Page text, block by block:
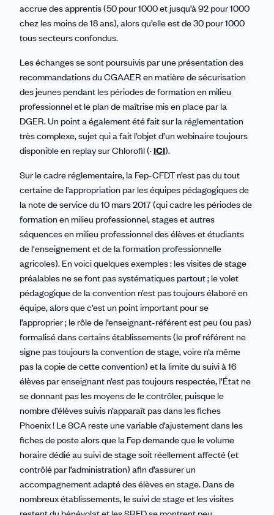
accrue des apprentis (50 pour 1000 et jusqu’à 92 pour 1000
chez les moins de 18 ans), alors qu’elle est de 30 pour 1000
tous secteurs confondus.
Les échanges se sont poursuivis par une présentation des
recommandations du CGAAER en matière de sécurisation
des jeunes pendant les périodes de formation en milieu
professionnel et le plan de maîtrise mis en place par la
DGER. Un point a également été fait sur la réglementation
très complexe, sujet qui a fait l’objet d’un webinaire toujours
disponible en replay sur Chlorofil (·ICI).
Sur le cadre réglementaire, la Fep-CFDT n’est pas du tout
certaine de l’appropriation par les équipes pédagogiques de
la note de service du 10 mars 2017 (qui cadre les périodes de
formation en milieu professionnel, stages et autres
séquences en milieu professionnel des élèves et étudiants
de l'enseignement et de la formation professionnelle
agricoles). En voici quelques exemples : les visites de stage
préalables ne se font pas systématiques partout ; le volet
pédagogique de la convention n’est pas toujours élaboré en
équipe, alors que c’est un point important pour se
l’approprier ; le rôle de l’enseignant-référent est peu (ou pas)
formalisé dans certains établissements (le prof référent ne
signe pas toujours la convention de stage, voire n’a même
pas la copie de cette convention) et la limite du suivi à 16
élèves par enseignant n’est pas toujours respectée, l’État ne
se donnant pas les moyens de le contrôler, puisque le
nombre d’élèves suivis n’apparaît pas dans les fiches
Phoenix ! Le SCA reste une variable d’ajustement dans les
fiches de poste alors que la Fep demande que le volume
horaire dédié au suivi de stage soit réellement affecté (et
contrôlé par l’administration) afin d’assurer un
accompagnement adapté des élèves en stage. Dans de
nombreux établissements, le suivi de stage et les visites